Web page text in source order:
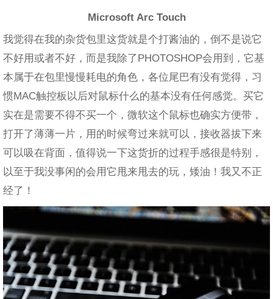
Microsoft Arc Touch
我觉得在我的杂货包里这货就是个打酱油的，倒不是说它
不好用或者不好，而是我除了PHOTOSHOP会用到，它基
本属于在包里慢慢耗电的角色，各位尾巴有没有觉得，习
惯MAC触控板以后对鼠标什么的基本没有任何感觉。买它
实在是需要不得不买一个，微软这个鼠标也确实方便带，
打开了薄薄一片，用的时候弯过来就可以，接收器拔下来
可以吸在背面，值得说一下这货折的过程手感很是特别，
以至于我没事闲的会用它甩来甩去的玩，矮油！我又不正
经了！